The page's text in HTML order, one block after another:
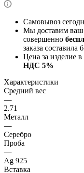
Самовывоз
Мы доставим ваш
совершенно
заказа составила
Цена за изделие в
НДС 5%
Характеристики
Средний вес
—
2.71
Металл
—
Серебро
Проба
—
Ag 925
Вставка